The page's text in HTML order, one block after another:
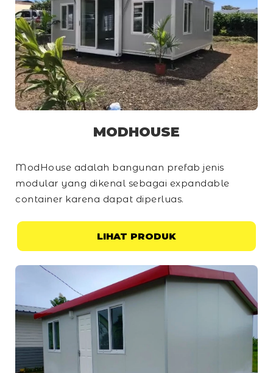
MODHOUSE
ModHouse adalah bangunan prefab jenis
modular yang dikenal sebagai expandable
container karena dapat diperluas.
LIHAT PRODUK